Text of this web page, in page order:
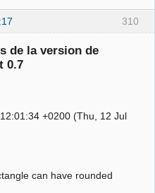
310
de la version de
0.7
+0200 (Thu, 12 Jul
can have rounded